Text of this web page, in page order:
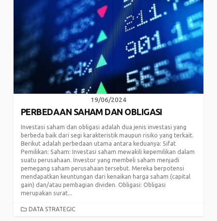
19/06/2024
PERBEDAAN SAHAM DAN OBLIGASI
Investasi saham dan obligasi adalah dua jenis investasi yang
berbeda baik dari segi karakteristik maupun risiko yang terkait.
Berikut adalah perbedaan utama antara keduanya: Sifat
Pemilikan: Saham: Investasi saham mewakili kepemilikan dalam
suatu perusahaan. Investor yang membeli saham menjadi
pemegang saham perusahaan tersebut. Mereka berpotensi
mendapatkan keuntungan dari kenaikan harga saham (capital
gain) dan/atau pembagian dividen. Obligasi: Obligasi
merupakan surat...
CATEGORIES
DATA STRATEGIC